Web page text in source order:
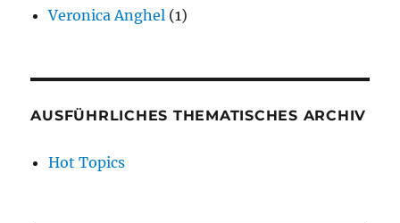
Veronica Anghel (1)
AUSFÜHRLICHES THEMATISCHES ARCHIV
Hot Topics